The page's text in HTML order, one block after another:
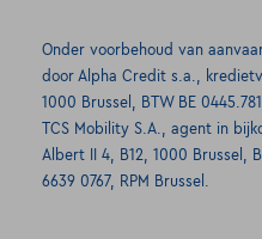
Onder voorbehoud van
door Alpha Credit s.a.,
1000 Brussel, BTW BE
TCS Mobility S.A., agent in
Albert II 4, B12, 1000 Brussel,
6639 0767, RPM Brussel.